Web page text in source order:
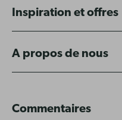
Inspiration et offres
A propos de nous
Commentaires